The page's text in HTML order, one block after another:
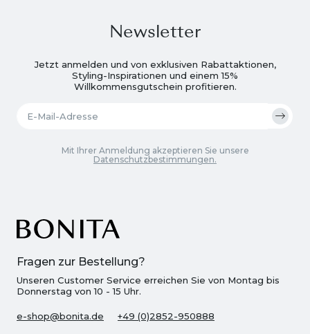
Fragen zur Bestellung?
Unseren Customer Service erreichen Sie von Montag bis
Donnerstag von 10 - 15 Uhr.
e-shop@bonita.de +49 (0)2852-950888
Newsletter
Jetzt anmelden und von exklusiven Rabattaktionen,
Styling-Inspirationen und einem 15%
Willkommensgutschein profitieren.
Mit Ihrer Anmeldung akzeptieren Sie unsere
Datenschutzbestimmungen.